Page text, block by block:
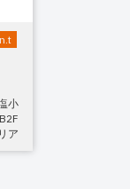
小
ア